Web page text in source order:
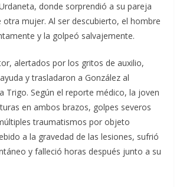
donde sorprendió a su pareja
otra mujer. Al ser descubierto, el hombre
y la golpeó salvajemente.
alertados por los gritos de auxilio,
y trasladaron a González al
Trigo. Según el reporte médico, la joven
en ambos brazos, golpes severos
traumatismos por objeto
a la gravedad de las lesiones, sufrió
y falleció horas después junto a su